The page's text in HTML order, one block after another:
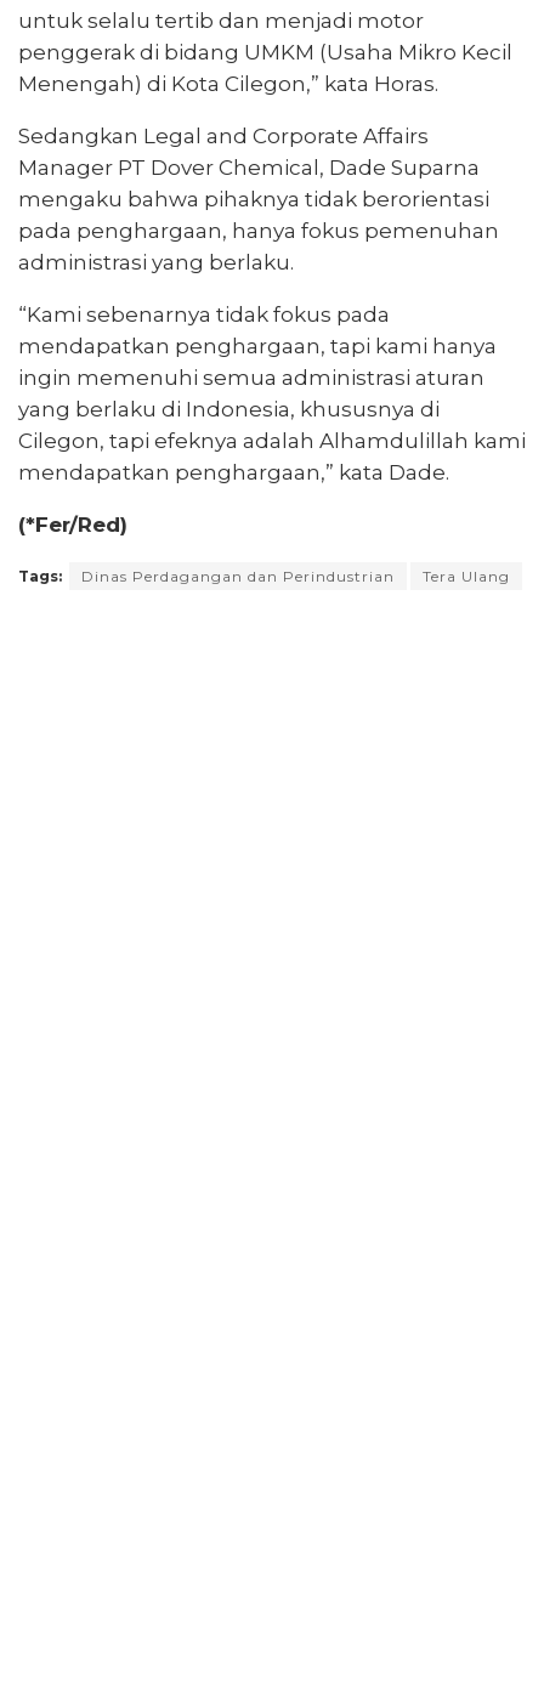
untuk selalu tertib dan menjadi motor
penggerak di bidang UMKM (Usaha Mikro Kecil
Menengah) di Kota Cilegon,” kata Horas.
Sedangkan Legal and Corporate Affairs
Manager PT Dover Chemical, Dade Suparna
mengaku bahwa pihaknya tidak berorientasi
pada penghargaan, hanya fokus pemenuhan
administrasi yang berlaku.
“Kami sebenarnya tidak fokus pada
mendapatkan penghargaan, tapi kami hanya
ingin memenuhi semua administrasi aturan
yang berlaku di Indonesia, khususnya di
Cilegon, tapi efeknya adalah Alhamdulillah kami
mendapatkan penghargaan,” kata Dade.
(*Fer/Red)
Tags: Dinas Perdagangan dan Perindustrian Tera Ulang